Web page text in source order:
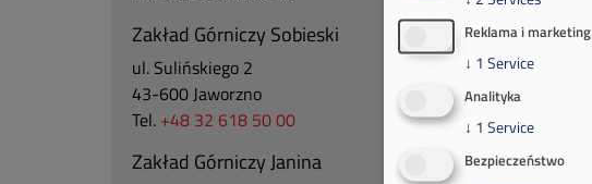
Zakład Górniczy Sobieski
ul. Sulińskiego 2
43-600 Jaworzno
Tel. +48 32 618 50 00
Zakład Górniczy Janina
Reklama i marketing
↓ 1 Service
Analityka
↓ 1 Service
Bezpieczeństwo